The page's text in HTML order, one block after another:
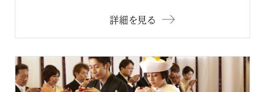
詳細を見る